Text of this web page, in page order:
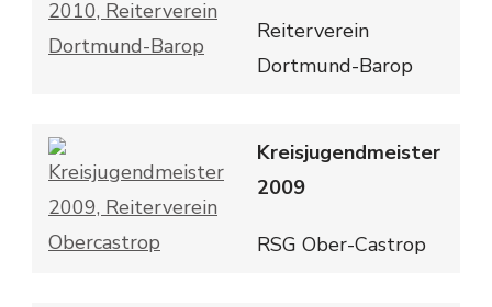
Reiterverein
Dortmund-Barop
Kreisjugendmeister
2009
RSG Ober-Castrop